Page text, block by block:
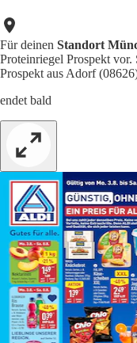
Für deinen Standort
Proteinriegel Prospekt
Prospekt aus Adorf
endet bald